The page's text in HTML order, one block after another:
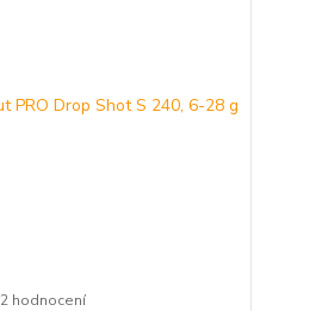
2 hodnocení